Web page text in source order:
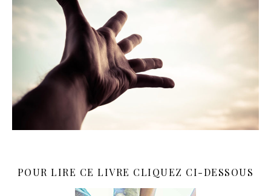
POUR LIRE CE LIVRE CLIQUEZ CI-DESSOUS